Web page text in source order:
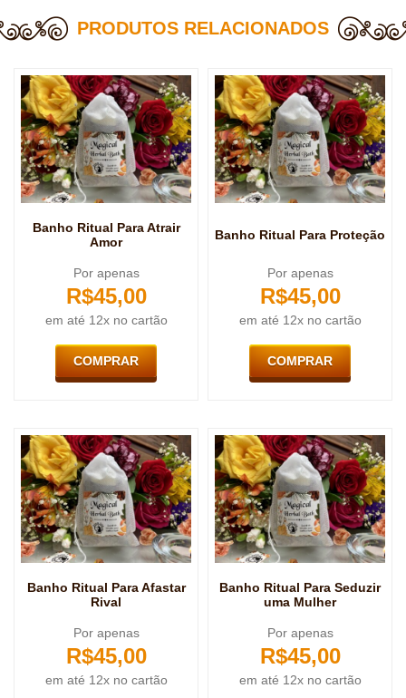
PRODUTOS RELACIONADOS
Banho Ritual Para Atrair
Amor
Por apenas
R$45,00
em até 12x no cartão
COMPRAR
Banho Ritual Para Proteção
Por apenas
R$45,00
em até 12x no cartão
COMPRAR
Banho Ritual Para Afastar
Rival
Por apenas
R$45,00
em até 12x no cartão
Banho Ritual Para Seduzir
uma Mulher
Por apenas
R$45,00
em até 12x no cartão